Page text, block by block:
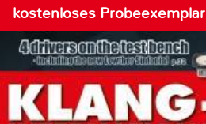
kostenloses Probeexemplar